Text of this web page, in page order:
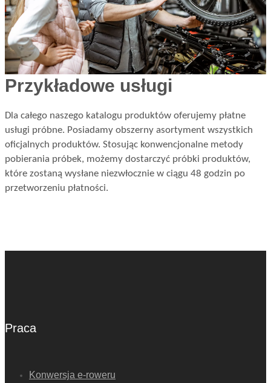
Przykładowe usługi
Dla całego naszego katalogu produktów oferujemy płatne
usługi próbne. Posiadamy obszerny asortyment wszystkich
oficjalnych produktów. Stosując konwencjonalne metody
pobierania próbek, możemy dostarczyć próbki produktów,
które zostaną wysłane niezwłocznie w ciągu 48 godzin po
przetworzeniu płatności.
Praca
Konwersja e-roweru